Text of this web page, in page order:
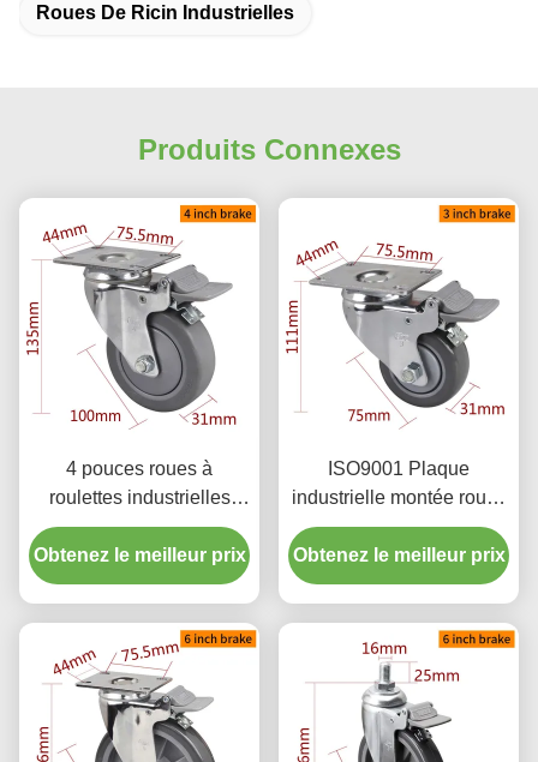
Roues De Ricin Industrielles
Produits Connexes
4 pouces roues à
roulettes industrielles
enduit de chrome par
pivotement rigide et
freinage
Obtenez le meilleur prix
ISO9001 Plaque
industrielle montée roues
de roulement 3 pouces
75mm 5723P-77
Obtenez le meilleur prix